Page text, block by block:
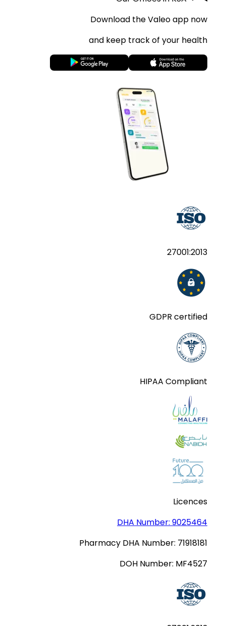
Download the Valeo app now
and keep track of your health
27001:2013
GDPR certified
HIPAA Compliant
Licences
DHA Number: 9025464
Pharmacy DHA Number: 71918181
DOH Number: MF4527